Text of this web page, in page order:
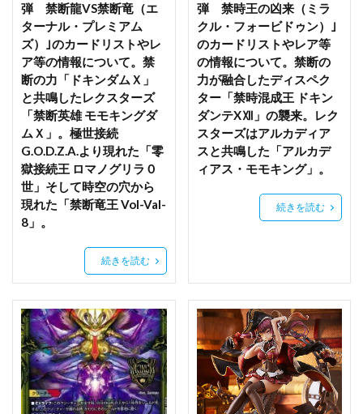
小悪魔りあすちゃん
小林さんちのメイドラゴン
小林さんちのメイドラゴンS
小芦睦海
岩永琴子
岸yasuri
島田フミカネ ART WORKS
島風
崩壊3rd
崩壊スターレイル フィギュア
崩壊学園
巨乳ファンタジー
巴マミ 常陸茉子
広瀬柚葉
弥生萌々
彩樹
彼女、お借りします
後藤ひとり
後輩ちゃん 御坂美琴
御巫
心羽
忍野忍（キスショット・アセロラオリオン・ハートアンダーブ
志摩リン
怪盗セイント・テール
恋愛フロップス
恐山アンナ
戦姫絶唱シンフォギア
戦姫絶唱シンフォギアGX
戦姫絶唱シンフォギアXV
戦神アクラシア
戦艦少女R
戦闘メカ ザブングル
戦闘兎
戦闘員、派遣します！
探偵はもう、死んでいる。
推し活
攻殻機動隊 放置少女
新作フィギュア
弾 禁断龍VS禁断竜（エ
ターナル・プレミアム
ズ）｣のカードリストやレ
ア等の情報について。禁
断の力「ドキンダムＸ」
と共鳴したレクスターズ
「禁断英雄 モモキングダ
ムＸ」。極世接続
G.O.D.Z.A.より現れた「零
獄接続王 ロマノグリラ０
世」そして時空の穴から
現れた「禁断竜王 Vol-Val-
8」。
続きを読む
弾 禁時王の凶来（ミラ
クル・フォービドゥン）｣
のカードリストやレア等
の情報について。禁断の
力が融合したディスペク
ター「禁時混成王 ドキン
ダンテXⅫ」の襲来。レク
スターズはアルカディア
スと共鳴した「アルカデ
ィアス・モモキング」。
続きを読む